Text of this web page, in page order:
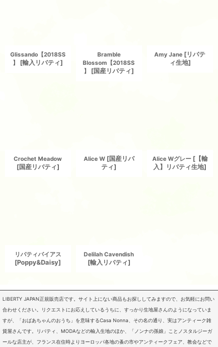
Glissando【2018SS
】
[輸入リバティ]
Bramble
Blossom【2018SS
】
[国産リバティ]
Amy Jane [リバテ
ィ生地]
Crochet Meadow
[国産リバティ]
Alice W [国産リバ
ティ]
Alice Wグレー [【輸
入】リバティ生地]
リバティバイアス
[Poppy&Daisy]
Delilah Cavendish
[輸入リバティ]
LIBERTY JAPAN正規販売店です。サイト上にない商品もお探ししてみますので、お気軽にお問い
合わせください。リクエストにお応えしているうちに、すっかり生地屋さんのようになっていま
すが、「おばあちゃんのおうち」を意味するCasa Nonna、その名の通り、実はアンティーク雑
貨屋さんです。リバティ、MODAなどの輸入生地のほか、「ノンナの孫娘」ことノスタルジーガ
ールな店主が、フランス在住時よりヨーロッパ各地の蚤の市やアンティークフェア、教会などで